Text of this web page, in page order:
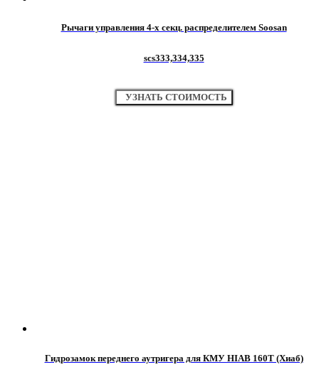
Рычаги управления 4-х секц. распределителем Soosan
scs333,334,335
УЗНАТЬ СТОИМОСТЬ
Гидрозамок переднего аутригера для КМУ HIAB 160T (Хиаб)